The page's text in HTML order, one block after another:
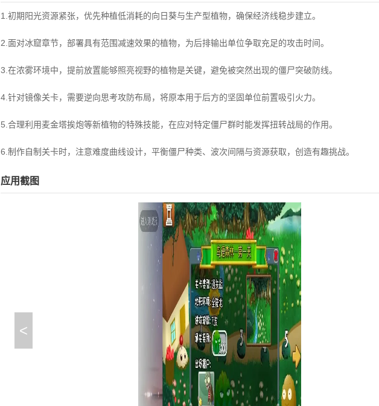
1.初期阳光资源紧张，优先种植低消耗的向日葵与生产型植物，确保经济线稳步建立。
2.面对冰窟章节，部署具有范围减速效果的植物，为后排输出单位争取充足的攻击时间。
3.在浓雾环境中，提前放置能够照亮视野的植物是关键，避免被突然出现的僵尸突破防线。
4.针对镜像关卡，需要逆向思考攻防布局，将原本用于后方的坚固单位前置吸引火力。
5.合理利用麦金塔挨炮等新植物的特殊技能，在应对特定僵尸群时能发挥扭转战局的作用。
6.制作自制关卡时，注意难度曲线设计，平衡僵尸种类、波次间隔与资源获取，创造有趣挑战。
应用截图
<